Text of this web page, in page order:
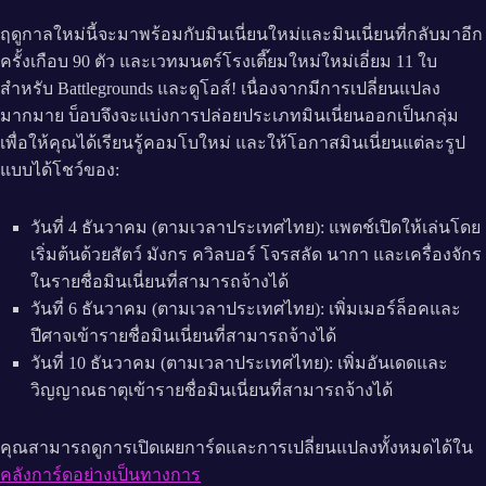
ฤดูกาลใหม่นี้จะมาพร้อมกับมินเนี่ยนใหม่และมินเนี่ยนที่กลับมาอีก
ครั้งเกือบ 90 ตัว และเวทมนตร์โรงเตี๊ยมใหม่ใหม่เอี่ยม 11 ใบ
สำหรับ Battlegrounds และดูโอส์! เนื่องจากมีการเปลี่ยนแปลง
มากมาย บ็อบจึงจะแบ่งการปล่อยประเภทมินเนี่ยนออกเป็นกลุ่ม
เพื่อให้คุณได้เรียนรู้คอมโบใหม่ และให้โอกาสมินเนี่ยนแต่ละรูป
แบบได้โชว์ของ:
วันที่ 4 ธันวาคม (ตามเวลาประเทศไทย): แพตช์เปิดให้เล่นโดย
เริ่มต้นด้วยสัตว์ มังกร ควิลบอร์ โจรสลัด นากา และเครื่องจักร
ในรายชื่อมินเนี่ยนที่สามารถจ้างได้
วันที่ 6 ธันวาคม (ตามเวลาประเทศไทย): เพิ่มเมอร์ล็อคและ
ปีศาจเข้ารายชื่อมินเนี่ยนที่สามารถจ้างได้
วันที่ 10 ธันวาคม (ตามเวลาประเทศไทย): เพิ่มอันเดดและ
วิญญาณธาตุเข้ารายชื่อมินเนี่ยนที่สามารถจ้างได้
คุณสามารถดูการเปิดเผยการ์ดและการเปลี่ยนแปลงทั้งหมดได้ใน
คลังการ์ดอย่างเป็นทางการ